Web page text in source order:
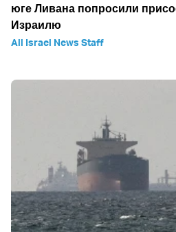
юге Ливана попросили
Израилю
All Israel News Staff